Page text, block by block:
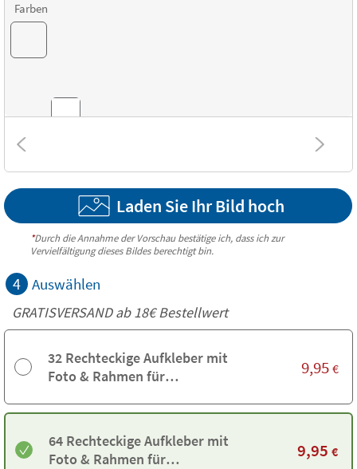
Farben
Kombinationen
Strukturen
Laden Sie Ihr Bild hoch
*Durch die Annahme der Vorschau bestätige ich, dass ich zur
Vervielfältigung dieses Bildes berechtigt bin.
4 Auswählen
GRATISVERSAND ab18€Bestellwert
32 Rechteckige Aufkleber mit
Foto & Rahmen für
9,95 €
64 Rechteckige Aufkleber mit
Foto & Rahmen für
9,95 €